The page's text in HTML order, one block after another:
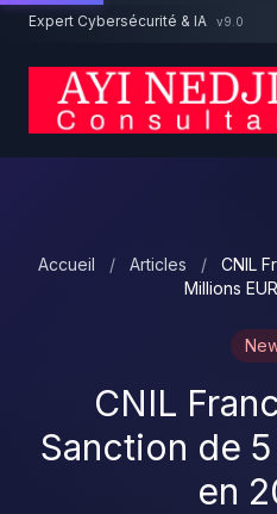
Aller au contenu principal
Expert Cybersécurité & IA v9.0
Accueil / Articles /
CNIL
Millions
CNIL
Sanction de
en
Un projet cybersécurité ?